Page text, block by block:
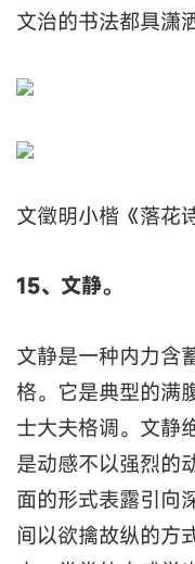
文治的书法都具潇
文徵明小楷《落花
15、文静。
文静是一种内力含
格。它是典型的满
士大夫格调。文静
是动感不以强烈的
面的形式表露引向
间以欲擒故纵的方